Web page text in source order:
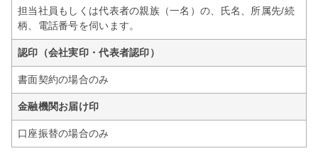
担当社員もしくは代表者の親族（一名）の、氏名、所属先/続
柄、電話番号を伺います。
認印（会社実印・代表者認印）
書面契約の場合のみ
金融機関お届け印
口座振替の場合のみ